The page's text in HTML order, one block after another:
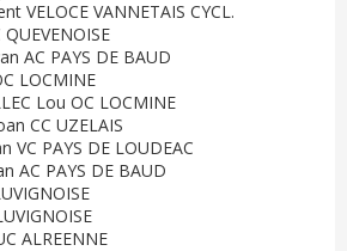
VELOCE VANNETAIS CYCL.
AC PAYS DE BAUD
LOCMINE
Lou OC LOCMINE
CC UZELAIS
VC PAYS DE LOUDEAC
AC PAYS DE BAUD
ALREENNE